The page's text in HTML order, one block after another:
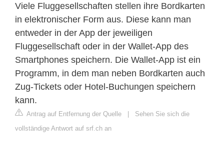
Viele Fluggesellschaften stellen ihre Bordkarten
in elektronischer Form aus. Diese kann man
entweder in der App der jeweiligen
Fluggesellschaft oder in der Wallet-App des
Smartphones speichern. Die Wallet-App ist ein
Programm, in dem man neben Bordkarten auch
Zug-Tickets oder Hotel-Buchungen speichern
kann.
Antrag auf Entfernung der Quelle | Sehen Sie sich die
vollständige Antwort auf srf.ch an